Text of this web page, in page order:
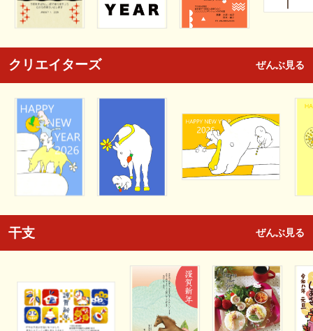
クリエイターズ ぜんぶ見る
干支 ぜんぶ見る